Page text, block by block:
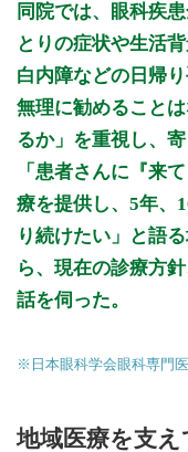
同院では、眼科疾
とりの症状や生活
白内障などの日帰
無理に勧めること
るか」を重視し、
「患者さんに『来
療を提供し、5年、
り続けたい」と語
ら、現在の診療方
話を伺った。
※日本眼科学会眼科専門医
地域医療を支